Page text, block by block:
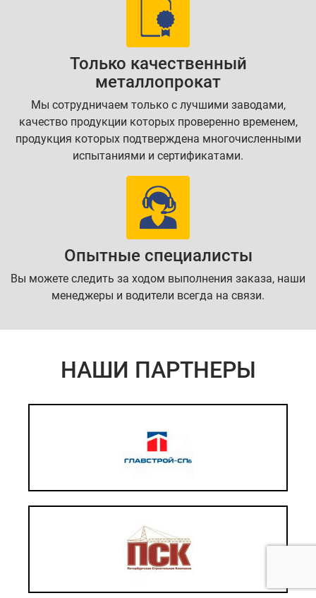
Только качественный
металлопрокат
Мы сотрудничаем только с лучшими заводами,
качество продукции которых проверенно временем,
продукция которых подтверждена многочисленными
испытаниями и сертификатами.
Опытные специалисты
Вы можете следить за ходом выполнения заказа, наши
менеджеры и водители всегда на связи.
НАШИ ПАРТНЕРЫ